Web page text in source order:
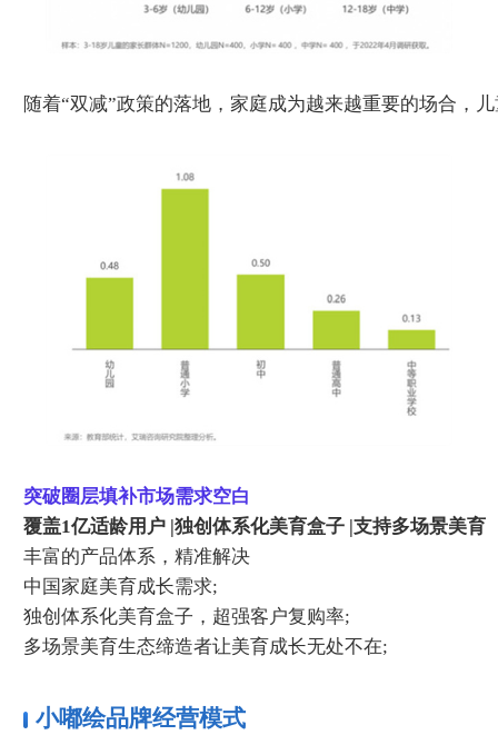
随着“双减”政策的落地，家庭成为越来越重要的场合，
突破圈层填补市场需求空白
覆盖1亿适龄用户 |独创体系化美育盒子 |支持多场景美育
丰富的产品体系，精准解决
中国家庭美育成长需求;
独创体系化美育盒子，超强客户复购率;
多场景美育生态缔造者让美育成长无处不在;
小嘟绘品牌经营模式